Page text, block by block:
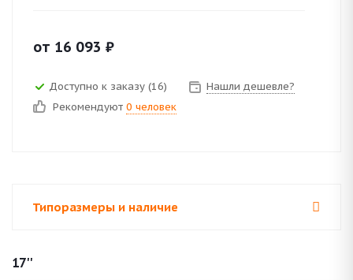
от 16 093 ₽
Доступно к заказу (16)
Нашли дешевле?
Рекомендуют 0 человек
Типоразмеры и наличие
17''